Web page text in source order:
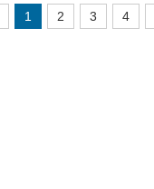
1 2 3 4